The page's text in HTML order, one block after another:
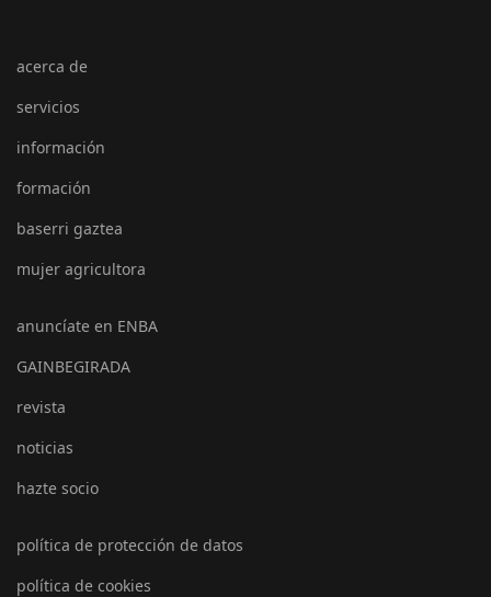
acerca de
servicios
información
formación
baserri gaztea
mujer agricultora
anuncíate en ENBA
GAINBEGIRADA
revista
noticias
hazte socio
política de protección de datos
política de cookies